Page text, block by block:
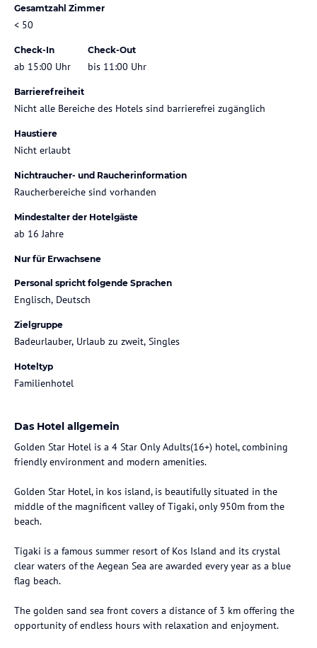
Gesamtzahl Zimmer
< 50
Check-In
ab 15:00 Uhr
Check-Out
bis 11:00 Uhr
Barrierefreiheit
Nicht alle Bereiche des Hotels sind barrierefrei zugänglich
Haustiere
Nicht erlaubt
Nichtraucher- und Raucherinformation
Raucherbereiche sind vorhanden
Mindestalter der Hotelgäste
ab 16 Jahre
Nur für Erwachsene
Personal spricht folgende Sprachen
Englisch, Deutsch
Zielgruppe
Badeurlauber, Urlaub zu zweit, Singles
Hoteltyp
Familienhotel
Das Hotel allgemein
Golden Star Hotel is a 4 Star Only Adults(16+) hotel, combining
friendly environment and modern amenities.
Golden Star Hotel, in kos island, is beautifully situated in the
middle of the magnificent valley of Tigaki, only 950m from the
beach.
Tigaki is a famous summer resort of Kos Island and its crystal
clear waters of the Aegean Sea are awarded every year as a blue
flag beach.
The golden sand sea front covers a distance of 3 km offering the
opportunity of endless hours with relaxation and enjoyment.